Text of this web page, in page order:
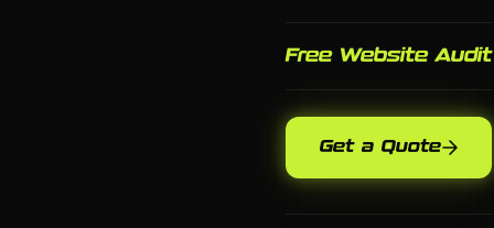
Free Website Audit
Get a Quote